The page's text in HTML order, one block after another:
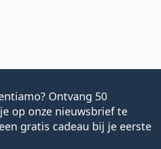
Ontvang 50
op onze nieuwsbrief te
gratis cadeau bij je eerste